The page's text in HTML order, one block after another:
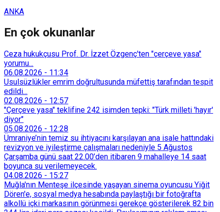
ANKA
En çok okunanlar
Ceza hukukçusu Prof. Dr. İzzet Özgenç'ten "çerçeve yasa"
yorumu...
06.08.2026 - 11:34
Usulsüzlükler emrim doğrultusunda müfettiş tarafından tespit
edildi...
02.08.2026 - 12:57
"Çerçeve yasa" teklifine 242 isimden tepki: "Türk milleti 'hayır'
diyor"
05.08.2026 - 12:28
Ümraniye’nin temiz su ihtiyacını karşılayan ana isale hattındaki
revizyon ve iyileştirme çalışmaları nedeniyle 5 Ağustos
Çarşamba günü saat 22.00’den itibaren 9 mahalleye 14 saat
boyunca su verilemeyecek.
04.08.2026 - 15:27
Muğla'nın Menteşe ilçesinde yaşayan sinema oyuncusu Yiğit
Dören'e, sosyal medya hesabında paylaştığı bir fotoğrafta
alkollü içki markasının görünmesi gerekçe gösterilerek 82 bin